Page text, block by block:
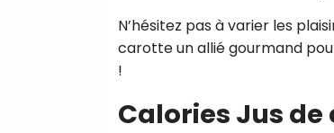
N’hésitez pas à varier les
carotte un allié gourmand
!
Calories Jus